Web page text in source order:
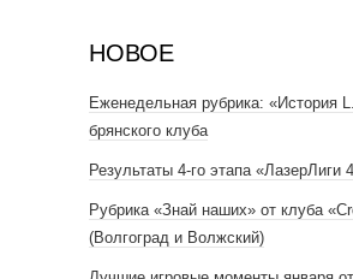
НОВОЕ
Еженедельная рубрика: «История
брянского клуба
Результаты 4-го этапа «ЛазерЛиги
Рубрика «Знай наших» от клуба
(Волгоград и Волжский)